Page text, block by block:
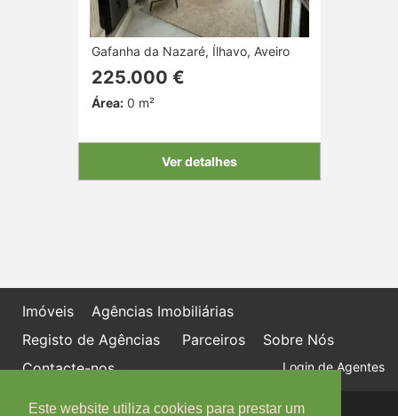
Este website utiliza cookies para prestar um
Gafanha da Nazaré, Ílhavo, Aveiro
225.000 €
Área:0 m²
Ver detalhes
Imóveis
Agências Imobiliárias
Registo de Agências
Parceiros
Sobre Nós
Contacte-nos
Login de Agentes
Política de proteção de dados